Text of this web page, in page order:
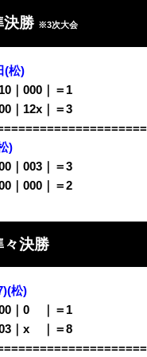
決勝 ※3次大会
(松)
000｜＝1
12x｜＝3
)
003｜＝3
000｜＝2
々決勝
松)
｜0
｜＝1
｜x
｜＝8